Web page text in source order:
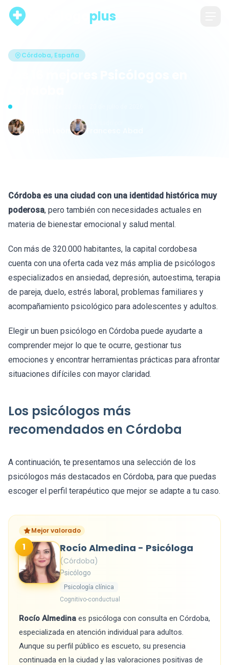
plus
Córdoba, España
Córdoba es una ciudad con una identidad histórica muy
poderosa, pero también con necesidades actuales en
materia de bienestar emocional y salud mental.
Con más de 320.000 habitantes, la capital cordobesa
cuenta con una oferta cada vez más amplia de psicólogos
especializados en ansiedad, depresión, autoestima, terapia
de pareja, duelo, estrés laboral, problemas familiares y
acompañamiento psicológico para adolescentes y adultos.
Elegir un buen psicólogo en Córdoba puede ayudarte a
comprender mejor lo que te ocurre, gestionar tus
emociones y encontrar herramientas prácticas para afrontar
situaciones difíciles con mayor claridad.
Los psicólogos más
recomendados en Córdoba
A continuación, te presentamos una selección de los
psicólogos más destacados en Córdoba, para que puedas
escoger el perfil terapéutico que mejor se adapte a tu caso.
Mejor valorado
1 Rocío Almedina - Psicóloga
(Córdoba)
Psicólogo
Psicología clínica
Cognitivo-conductual
Rocío Almedina es psicóloga con consulta en Córdoba,
especializada en atención individual para adultos.
Aunque su perfil público es escueto, su presencia
continuada en la ciudad y las valoraciones positivas de